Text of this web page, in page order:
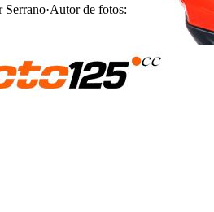
Serrano·Autor de fotos: